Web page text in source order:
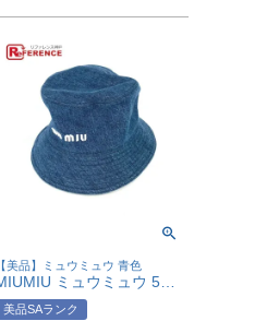
【美品】ミュウミュウ 青色
美品SAランク